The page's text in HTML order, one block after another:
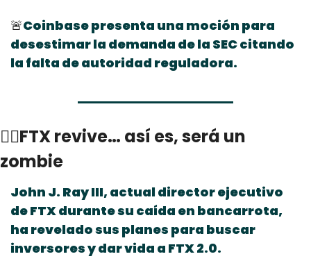
🚨Coinbase presenta una moción para
desestimar la demanda de la SEC citando
la falta de autoridad reguladora.
🧟‍♂FTX revive… así es, será un
zombie
John J. Ray III, actual director ejecutivo
de FTX durante su caída en bancarrota,
ha revelado sus planes para buscar
inversores y dar vida a FTX 2.0.